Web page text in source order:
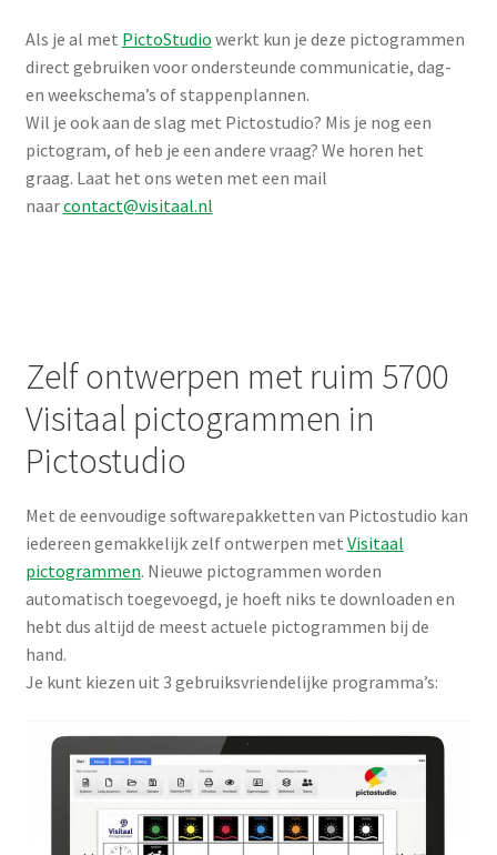
Als je al met PictoStudio werkt kun je deze pictogrammen
direct gebruiken voor ondersteunde communicatie, dag-
en weekschema’s of stappenplannen.
Wil je ook aan de slag met Pictostudio? Mis je nog een
pictogram, of heb je een andere vraag? We horen het
graag. Laat het ons weten met een mail
naarcontact@visitaal.nl
Zelf ontwerpen met ruim 5700
Visitaal pictogrammen in
Pictostudio
Met de eenvoudige softwarepakketten van Pictostudio kan
iedereen gemakkelijk zelf ontwerpen met Visitaal
pictogrammen. Nieuwe pictogrammen worden
automatisch toegevoegd, je hoeft niks te downloaden en
hebt dus altijd de meest actuele pictogrammen bij de
hand.
Je kunt kiezen uit 3 gebruiksvriendelijke programma’s: